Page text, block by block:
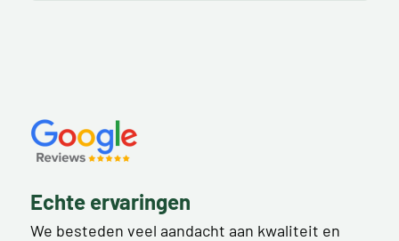
Echte ervaringen
We besteden veel aandacht aan kwaliteit en